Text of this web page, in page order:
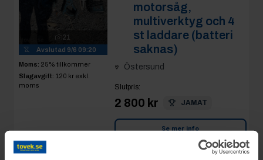
21
Avslutad 9/6 09:20
Moms: 25% tillkommer
Slagavgift: 120 kr exkl.
moms
motorsåg,
multiverktyg och 4
st laddare (batteri
saknas)
Östersund
Slutpris:
2 800 kr JAMAT
Se mer info